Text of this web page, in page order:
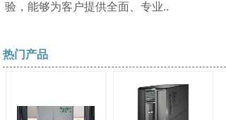
验，能够为客户提供全面、专业..
热门产品